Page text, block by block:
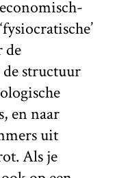
de
de structuur
en naar
uit
Als je